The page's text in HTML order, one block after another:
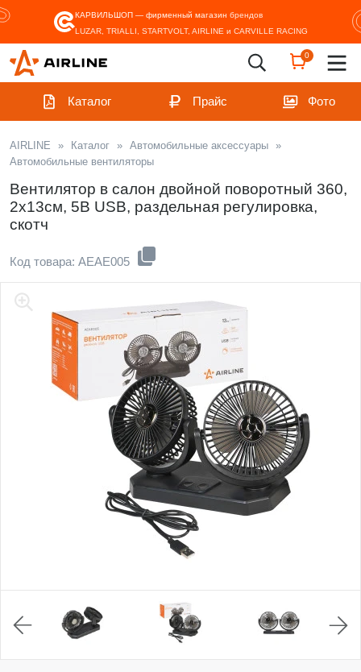
КАРВИЛЬШОП — фирменный магазин брендов
LUZAR, TRIALLI, STARTVOLT, AIRLINE и CARVILLE RACING
0
Каталог Прайс Фото
AIRLINE » Каталог » Автомобильные аксессуары »
Автомобильные вентиляторы
Вентилятор в салон двойной поворотный 360,
2x13см, 5В USB, раздельная регулировка,
скотч
Код товара: AEAE005